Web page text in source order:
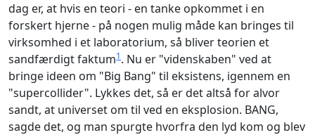
dag er, at hvis en teori - en tanke opkommet i en
forskert hjerne - på nogen mulig måde kan bringes til
virksomhed i et laboratorium, så bliver teorien et
sandfærdigt faktum1. Nu er "videnskaben" ved at
bringe ideen om "Big Bang" til eksistens, igennem en
"supercollider". Lykkes det, så er det altså for alvor
sandt, at universet om til ved en eksplosion. BANG,
sagde det, og man spurgte hvorfra den lyd kom og blev